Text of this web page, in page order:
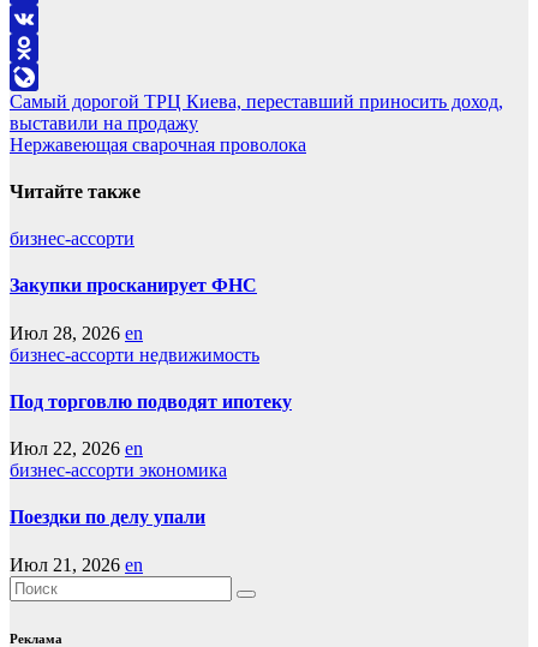
Telegram
VK
Odnoklassniki
LiveJournal
Навигация
по
Самый дорогой ТРЦ Киева, переставший приносить доход,
выставили на продажу
Нержавеющая сварочная проволока
Читайте также
бизнес-ассорти
Закупки просканирует ФНС
Июл 28, 2026 en
бизнес-ассорти недвижимость
Под торговлю подводят ипотеку
Июл 22, 2026 en
бизнес-ассорти экономика
Поездки по делу упали
Июл 21, 2026 en
Реклама